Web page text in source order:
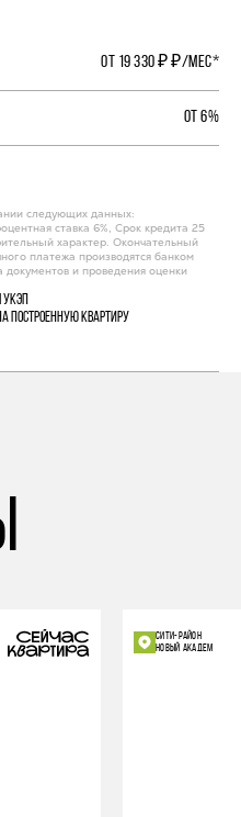
ОТ 19 330 ₽ ₽/МЕС*
ОТ 6%
следующих данных:
ставка 6%, Срок кредита 25
характер. Окончательный
платежа производятся банком
документов и проведения оценки
УКЭП
построенную квартиру
СИТИ-РАЙОН
НОВЫЙ АКАДЕМ